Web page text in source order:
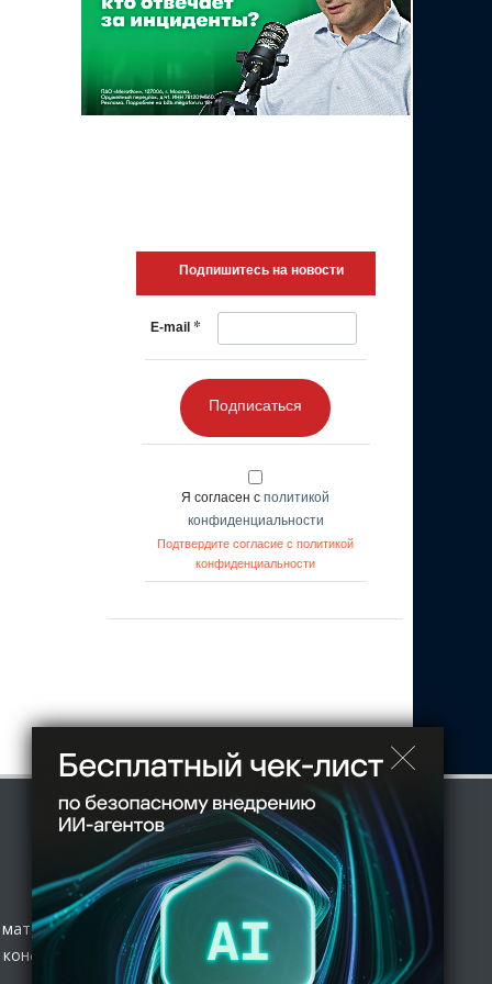
Подпишитесь на новости
E-mail *
Подписаться
Я согласен с политикой
конфиденциальности
Подтвердите согласие с политикой
конфиденциальности